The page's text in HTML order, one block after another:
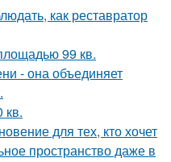
как реставратор
99 кв.
- она объединяет
кв.
для тех, кто хочет
пространство даже в